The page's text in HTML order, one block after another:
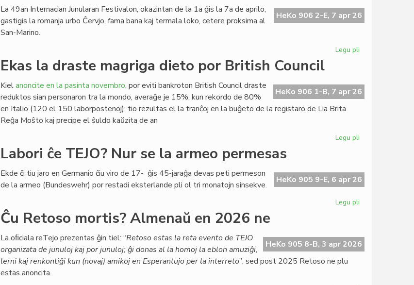
stimulas
la
HeKo 906 2-E, 7 apr 26
La 49an Internacian Junularan Festivalon, okazintan de la 1a ĝis la 7a de aprilo,
gastigis la romanja urbo Ĉervjo, fama bana kaj termala loko, cetere proksima al
San-Marino.
Legu pli
Santiago"...
en
Ekas la draste magriga dieto por British Council
HeKo 906 1-B, 7 apr 26
Kielanoncite en la pasinta novembro, por eviti bankroton British Council draste
reduktos sian personaron tra la mondo, averaĝe je 15%, kun rekordo de 80%
en Italio (120 el 150 laborpostenoj): tio rezultas el la tranĉoj en la buĝeto de la registaro de Lia Brita
Reĝa Moŝto kaj precipe el ŝuldo kaŭzita de an
Legu pli
magriga
dieto
Labori ĉe TEJO? Nur se la armeo permesas
HeKo 905 9-E, 6 apr 26
Ekde ĉi tiu jaro en Germanio ĉiu viro de 17- ĝis 45-jaraĝa devas peti permeson
de la armeo (Bundeswehr) por restadi eksterlande pli ol tri monatojn sinsekve.
Legu pli
Nur
se
Ĉu Retoso mortis? Almenaŭ en 2026 ne
HeKo 905 8-B, 3 apr 2026
La oﬁciala reTejo prezentas ĝin tiel: “Retoso estas la reta evento de TEJO
organizata de junuloj kaj por junuloj; ĝi donas al la homoj la eblon amuziĝi,
lerni kaj renkontiĝi kun (novaj) amikoj en Esperantujo per la interreto”; sed post 2025 Retoso ne plu
estas anoncita.